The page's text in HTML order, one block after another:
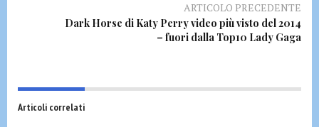
ARTICOLO PRECEDENTE
Dark Horse di Katy Perry video più visto del 2014
– fuori dalla Top10 Lady Gaga
Articoli correlati